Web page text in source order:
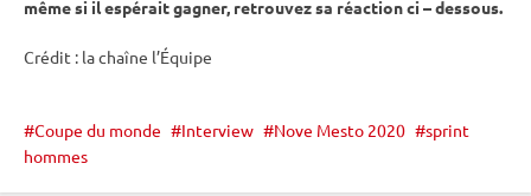
même si il espérait gagner, retrouvez sa réaction ci – dessous.
Crédit : la chaîne l’Équipe
Coupe du monde Interview Nove Mesto 2020
sprint
hommes